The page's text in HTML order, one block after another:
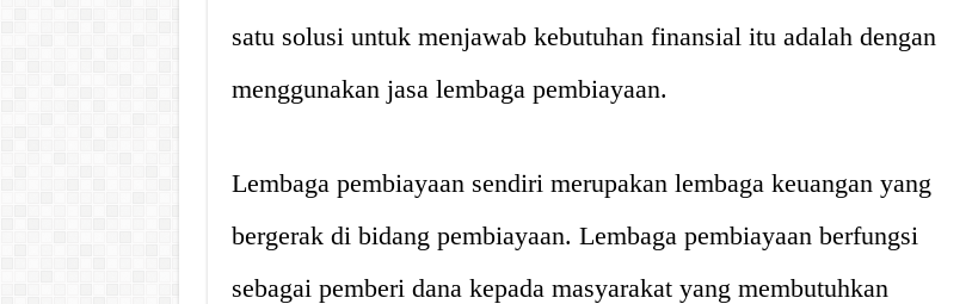
satu solusi untuk menjawab kebutuhan finansial itu adalah dengan
menggunakan jasa lembaga pembiayaan.
Lembaga pembiayaan sendiri merupakan lembaga keuangan yang
bergerak di bidang pembiayaan. Lembaga pembiayaan berfungsi
sebagai pemberi dana kepada masyarakat yang membutuhkan